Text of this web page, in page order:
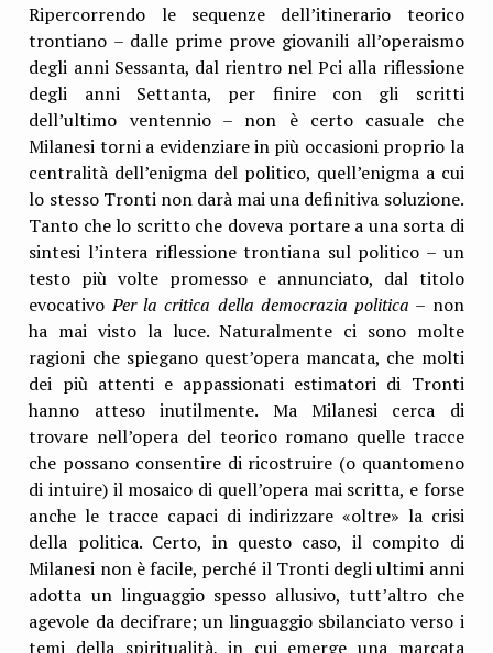
Ripercorrendo le sequenze dell’itinerario teorico
trontiano – dalle prime prove giovanili all’operaismo
degli anni Sessanta, dal rientro nel Pci alla riflessione
degli anni Settanta, per finire con gli scritti
dell’ultimo ventennio – non è certo casuale che
Milanesi torni a evidenziare in più occasioni proprio la
centralità dell’enigma del politico, quell’enigma a cui
lo stesso Tronti non darà mai una definitiva soluzione.
Tanto che lo scritto che doveva portare a una sorta di
sintesi l’intera riflessione trontiana sul politico – un
testo più volte promesso e annunciato, dal titolo
evocativoPer la critica della democrazia politica – non
ha mai visto la luce. Naturalmente ci sono molte
ragioni che spiegano quest’opera mancata, che molti
dei più attenti e appassionati estimatori di Tronti
hanno atteso inutilmente. Ma Milanesi cerca di
trovare nell’opera del teorico romano quelle tracce
che possano consentire di ricostruire (o quantomeno
di intuire) il mosaico di quell’opera mai scritta, e forse
anche le tracce capaci di indirizzare «oltre» la crisi
della politica. Certo, in questo caso, il compito di
Milanesi non è facile, perché il Tronti degli ultimi anni
adotta un linguaggio spesso allusivo, tutt’altro che
agevole da decifrare; un linguaggio sbilanciato verso i
temi della spiritualità, in cui emerge una marcata